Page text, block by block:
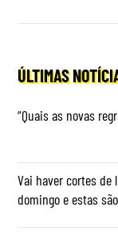
ÚLTIMAS
“Quais as novas
Vai haver cortes de
domingo e estas